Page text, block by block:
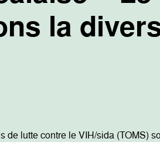
la
de lutte contre le VIH/sida (TOMS)